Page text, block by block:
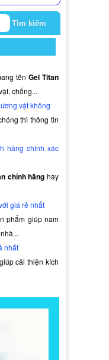
tên Gel Titan
chống...
vật không
thì thông tin
hãng chính xác
chính hãng hay
giá rẻ nhất
phẩm giúp nam
nhất
cải thiện kích